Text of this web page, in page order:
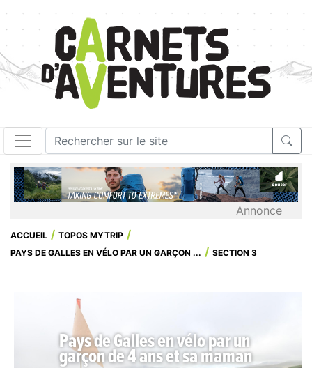
Annonce
ACCUEIL
TOPOS MYTRIP
PAYS DE GALLES EN VÉLO PAR UN GARÇON ...
SECTION 3
Pays de Galles en vélo par un
garçon de 4 ans et sa maman